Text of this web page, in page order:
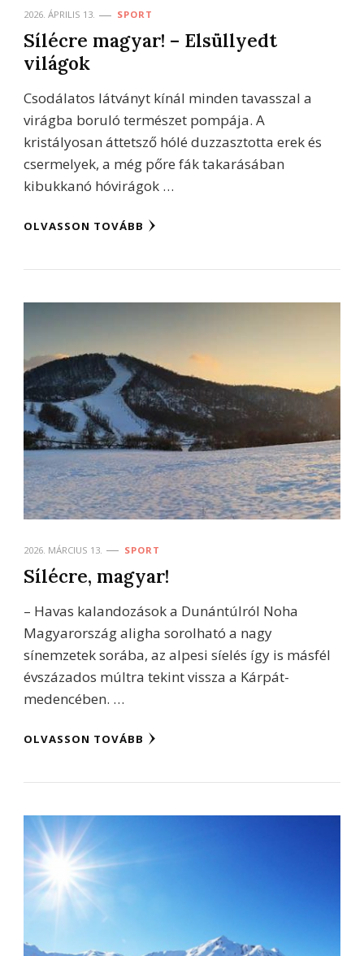
2026. ÁPRILIS 13. SPORT
Sílécre magyar! – Elsüllyedt
világok
Csodálatos látványt kínál minden tavasszal a
virágba boruló természet pompája. A
kristályosan áttetsző hólé duzzasztotta erek és
csermelyek, a még pőre fák takarásában
kibukkanó hóvirágok …
OLVASSON TOVÁBB
2026. MÁRCIUS 13. SPORT
Sílécre, magyar!
– Havas kalandozások a Dunántúlról Noha
Magyarország aligha sorolható a nagy
sínemzetek sorába, az alpesi síelés így is másfél
évszázados múltra tekint vissza a Kárpát-
medencében. …
OLVASSON TOVÁBB